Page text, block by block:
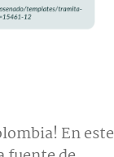
En este